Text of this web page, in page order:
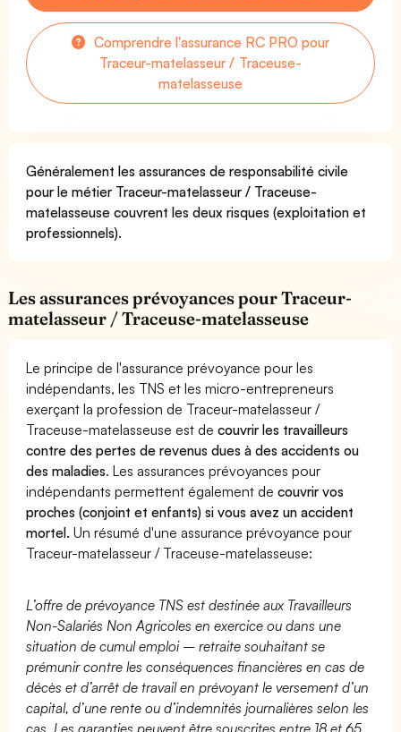
Comprendre l'assurance RC PRO pour
Traceur-matelasseur / Traceuse-
matelasseuse
Généralement les assurances de responsabilité civile
pour le métier Traceur-matelasseur / Traceuse-
matelasseuse couvrent les deux risques (exploitation et
professionnels).
Les assurances prévoyances pour Traceur-
matelasseur / Traceuse-matelasseuse
Le principe de l'assurance prévoyance pour les
indépendants, les TNS et les micro-entrepreneurs
exerçant la profession de Traceur-matelasseur /
Traceuse-matelasseuse est decouvrir les travailleurs
contre des pertes de revenus dues à des accidents ou
des maladies. Les assurances prévoyances pour
indépendants permettent également decouvrir vos
proches (conjoint et enfants) si vous avez un accident
mortel. Un résumé d'une assurance prévoyance pour
Traceur-matelasseur / Traceuse-matelasseuse:
L’offre de prévoyance TNS est destinée aux Travailleurs
Non-Salariés Non Agricoles en exercice ou dans une
situation de cumul emploi – retraite souhaitant se
prémunir contre les conséquences financières en cas de
décès et d’arrêt de travail en prévoyant le versement d’un
capital, d’une rente ou d’indemnités journalières selon les
cas. Les garanties peuvent être souscrites entre 18 et 65